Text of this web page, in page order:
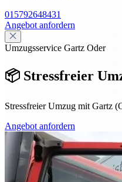
015792648431
Angebot anfordern
Umzugsservice Gartz Oder
📦 Stressfreier
Stressfreier Umzug mit Gartz
Angebot anfordern